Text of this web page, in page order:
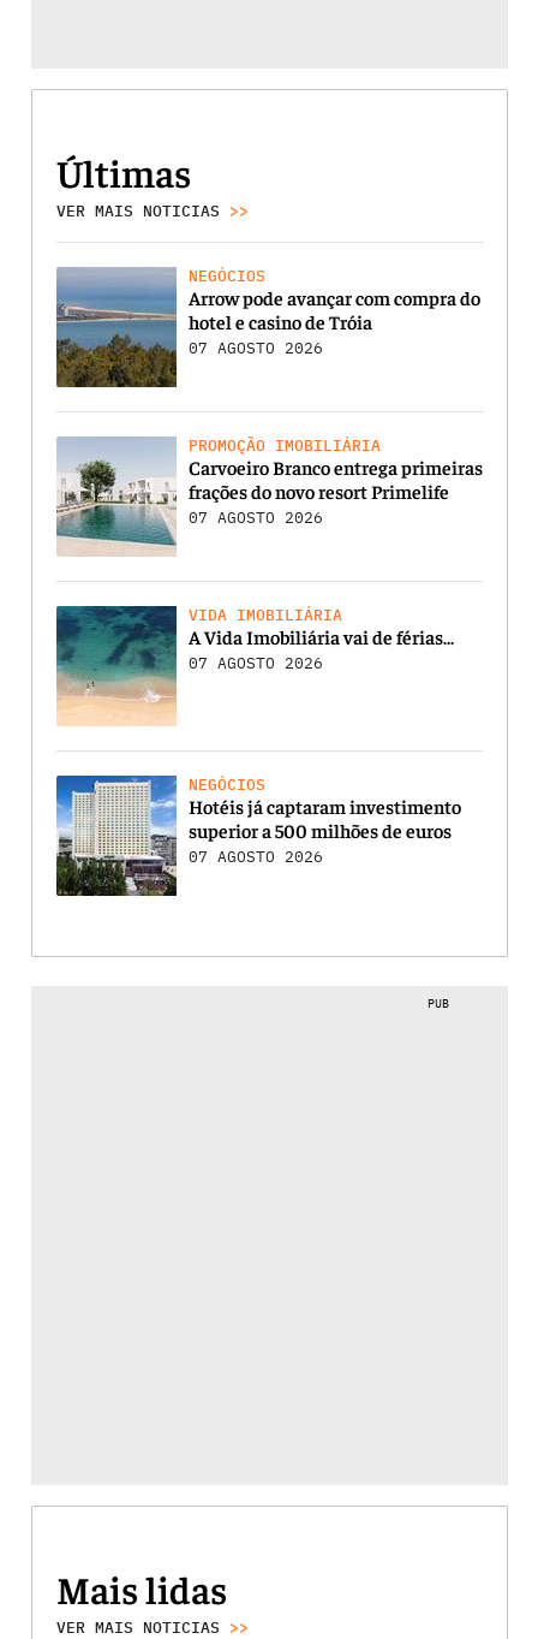
Últimas
VER MAIS NOTICIAS >>
NEGÓCIOS
Arrow pode avançar com compra do
hotel e casino de Tróia
07 AGOSTO 2026
PROMOÇÃO IMOBILIÁRIA
Carvoeiro Branco entrega primeiras
frações do novo resort Primelife
07 AGOSTO 2026
VIDA IMOBILIÁRIA
A Vida Imobiliária vai de férias…
07 AGOSTO 2026
NEGÓCIOS
Hotéis já captaram investimento
superior a 500 milhões de euros
07 AGOSTO 2026
PUB
Mais lidas
VER MAIS NOTICIAS >>